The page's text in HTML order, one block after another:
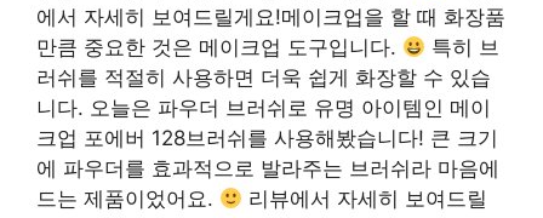
에서 자세히 보여드릴게요!메이크업을 할 때 화장품
만큼 중요한 것은 메이크업 도구입니다.
특히 브
러쉬를 적절히 사용하면 더욱 쉽게 화장할 수 있습
니다. 오늘은 파우더 브러쉬로 유명 아이템인 메이
크업 포에버 128브러쉬를 사용해봤습니다! 큰 크기
에 파우더를 효과적으로 발라주는 브러쉬라 마음에
드는 제품이었어요.
리뷰에서 자세히 보여드릴